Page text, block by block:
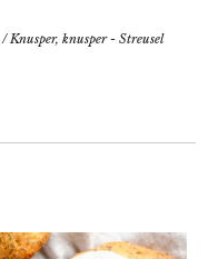
/Knusper, knusper - Streusel